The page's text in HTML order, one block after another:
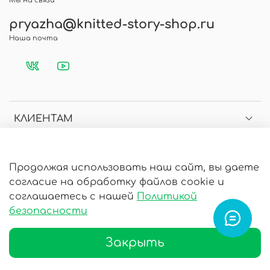
КЛИЕНТАМ
ИНФОРМАЦИЯ
pryazha@knitted-story-shop.ru
Наша почта
Продолжая использовать наш сайт, вы даете
согласие на обработку файлов cookie и
соглашаетесь с нашей Политикой
безопасности
Закрыть